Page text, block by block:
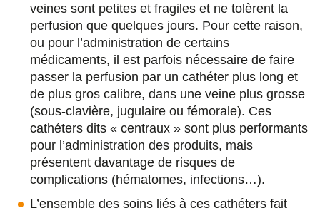
veines sont petites et fragiles et ne tolèrent la
perfusion que quelques jours. Pour cette raison,
ou pour l’administration de certains
médicaments, il est parfois nécessaire de faire
passer la perfusion par un cathéter plus long et
de plus gros calibre, dans une veine plus grosse
(sous-clavière, jugulaire ou fémorale). Ces
cathéters dits « centraux » sont plus performants
pour l’administration des produits, mais
présentent davantage de risques de
complications (hématomes, infections…).
L’ensemble des soins liés à ces cathéters fait